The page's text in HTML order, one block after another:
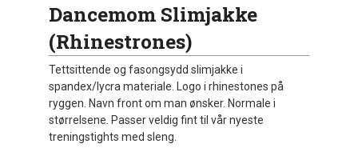
Dancemom Slimjakke
(Rhinestrones)
Tettsittende og fasongsydd slimjakke i
spandex/lycra materiale. Logo i rhinestones på
ryggen. Navn front om man ønsker. Normale i
størrelsene. Passer veldig fint til vår nyeste
treningstights med sleng.